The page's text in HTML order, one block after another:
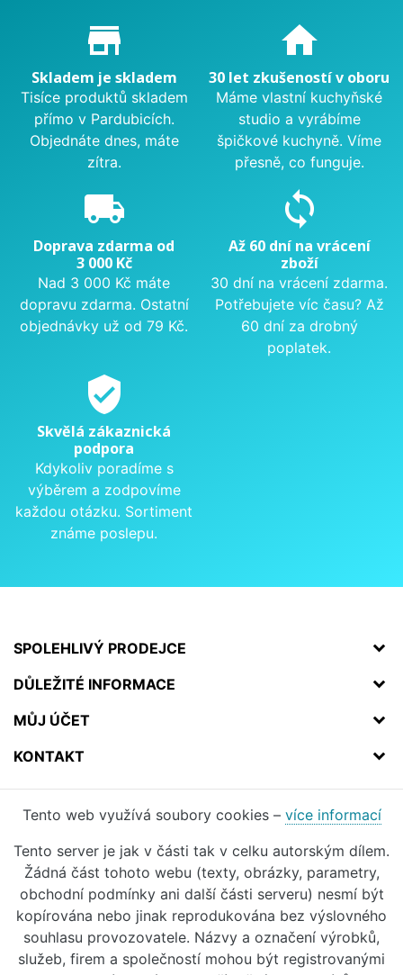
Proč nakupovat u nás?
store_mall_directory
Skladem je skladem
Tisíce produktů skladem
přímo v Pardubicích.
Objednáte dnes, máte
zítra.
home
30 let zkušeností v oboru
Máme vlastní kuchyňské
studio a vyrábíme
špičkové kuchyně. Víme
přesně, co funguje.
local_shipping
Doprava zdarma od
3 000 Kč
Nad 3 000 Kč máte
dopravu zdarma. Ostatní
objednávky už od 79 Kč.
sync
Až 60 dní na vrácení
zboží
30 dní na vrácení zdarma.
Potřebujete víc času? Až
60 dní za drobný
poplatek.
verified_user
Skvělá zákaznická
podpora
Kdykoliv poradíme s
výběrem a zodpovíme
každou otázku. Sortiment
známe poslepu.
SPOLEHLIVÝ PRODEJCE
DŮLEŽITÉ INFORMACE
MŮJ ÚČET
KONTAKT
Tento web využívá soubory cookies – více informací
Tento server je jak v části tak v celku autorským dílem.
Žádná část tohoto webu (texty, obrázky, parametry,
obchodní podmínky ani další části serveru) nesmí být
kopírována nebo jinak reprodukována bez výslovného
souhlasu provozovatele. Názvy a označení výrobků,
služeb, firem a společností mohou být registrovanými